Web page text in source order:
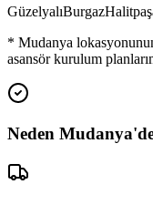
GüzelyalıBurgaz
* Mudanya
asansör kurulum
Neden Mudanya